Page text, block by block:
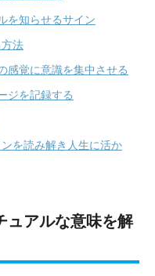
を知らせるサイン
法
感覚に意識を集中させる
ジを記録する
を読み解き人生に活か
ュアルな意味を解